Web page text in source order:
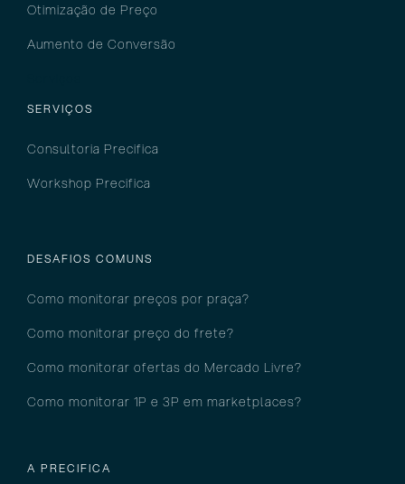
Otimização de Preço
Aumento de Conversão
SERVIÇOS
Consultoria Precifica
Workshop Precifica
DESAFIOS COMUNS
Como monitorar preços por praça?
Como monitorar preço do frete?
Como monitorar ofertas do Mercado Livre?
Como monitorar 1P e 3P em marketplaces?
A PRECIFICA